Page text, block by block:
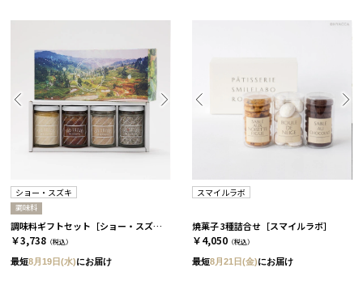
ショー・スズキ
調味料
調味料ギフトセット［ショー・スズキ］
￥3,738 （税込）
最短8月19日(水)にお届け
スマイルラボ
焼菓子 3種詰合せ［スマイルラボ］
￥4,050 （税込）
最短8月21日(金)にお届け